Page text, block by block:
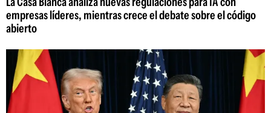
empresas líderes, mientras crece el debate sobre el código
abierto